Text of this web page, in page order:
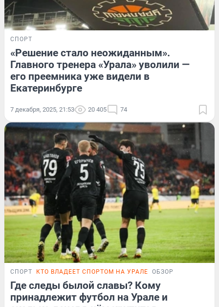
СПОРТ
«Решение стало неожиданным».
Главного тренера «Урала» уволили —
его преемника уже видели в
Екатеринбурге
7 декабря, 2025, 21:53 20 405 74
СПОРТ КТО ВЛАДЕЕТ СПОРТОМ НА УРАЛЕ ОБЗОР
Где следы былой славы? Кому
принадлежит футбол на Урале и